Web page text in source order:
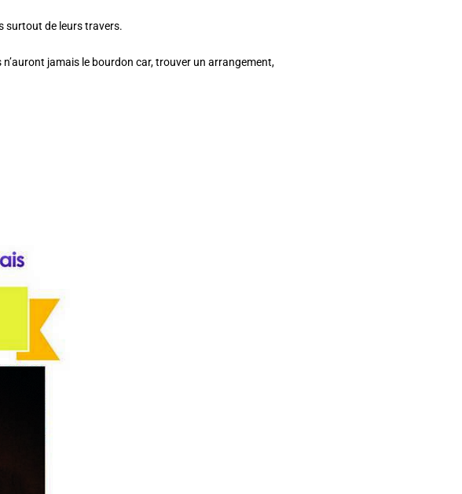
surtout de leurs travers.
n’auront jamais le bourdon car, trouver un arrangement,